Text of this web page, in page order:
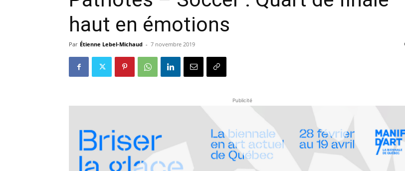
haut en émotions
Par Étienne Lebel-Michaud - 7 novembre 2019
Publicité